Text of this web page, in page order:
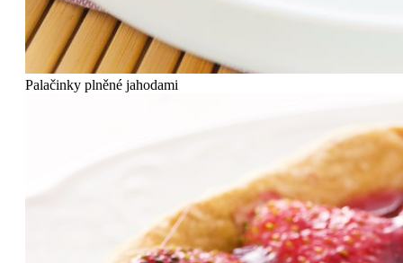
Palačinky plněné jahodami